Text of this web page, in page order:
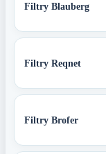
Filtry Blauberg
Filtry Reqnet
Filtry Brofer